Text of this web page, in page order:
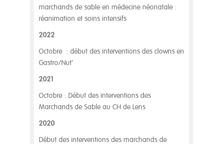
marchands de sable en médecine néonatale :
réanimation et soins intensifs
2022
Octobre : début des interventions des clowns en
Gastro/Nut’
2021
Octobre : Début des interventions des
Marchands de Sable au CH de Lens
2020
Début des interventions des marchands de